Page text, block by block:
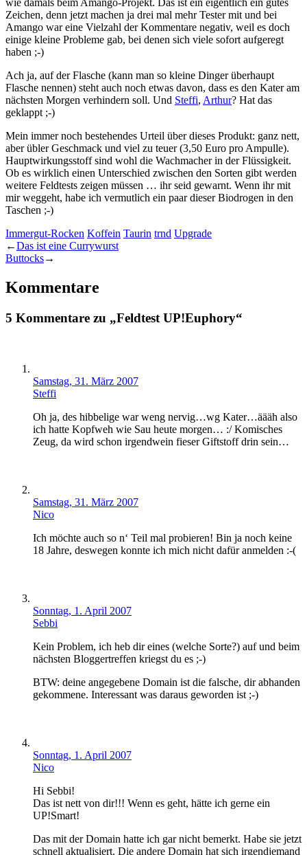
Zeichen, denn jetzt machen ja drei mal mehr Tester mit und bei
Amango war eine Vielzahl der Kommentare negativ, weil es doch
einige kleine Probleme gab, bei denen sich viele sofort aufgeregt
haben ;-)
Ach ja, auf der Flasche (kann man so kleine Dinger überhaupt
Flasche nennen) steht auch noch etwas davon, dass es den Kater am
nächsten Morgen verhindern soll. Und Steffi, Arthur? Hat das
geklappt ;-)
Mein immer noch bestehendes Urteil über dieses Produkt: ganz nett,
aber übler Geschmack und viel zu teuer (3,50 Euro pro Ampulle).
Hauptwirkungsstoff sind wohl die Wachmacher in der Flüssigkeit.
Ob es wirklich einen Unterschied zwischen den Sorten gibt werden
weitere Feldtests zeigen müssen … ihr seid gewarnt. Wenn ihr mit
mir weggeht, habe ich vermutlich ein paar dieser Biodrogen in den
Taschen ;-)
Immergut-Rocken Koffein Taurin trnd Upgrade
←Das ist eine Currywurst
Buttocks→
Kommentare
5 Kommentare zu „Feldtest UP!Euphory“
Samstag, 31. März 2007
Steffi
Oh ja, des hibbelige war weng nervig…wg Kater…äääh also
ich hatte Kopfweh wie Sau heute morgen… :/ Komisches
Zeug, da wird schon irgendwein fieser Giftstoff drin sein…
Samstag, 31. März 2007
Nico
Ich möchte auch so n‘ Teil mal probieren! Bin ja noch keine
18 Jahre, deswegen konnte ich mich nicht dafür anmelden :-(
Sonntag, 1. April 2007
Sebbi
Kein Problem, ich heb dir eines (welche Sorte?) auf und beim
nächsten Bloggertreffen kriegst du es ;-)
BTW: deine angegebene Domain ist die falsche, dir abhanden
gekommene. Interessant was daraus geworden ist ;-)
Sonntag, 1. April 2007
Nico
Hi Sebbi!
Das ist nett von dir!!! Wenn es geht, hätte ich gerne ein
UP!Smart!
Das mit der Domain hatte ich gar nicht bemerkt. Habe sie jetzt
schnell aktualisiert. Die andere Domain hat sich irgendjemand